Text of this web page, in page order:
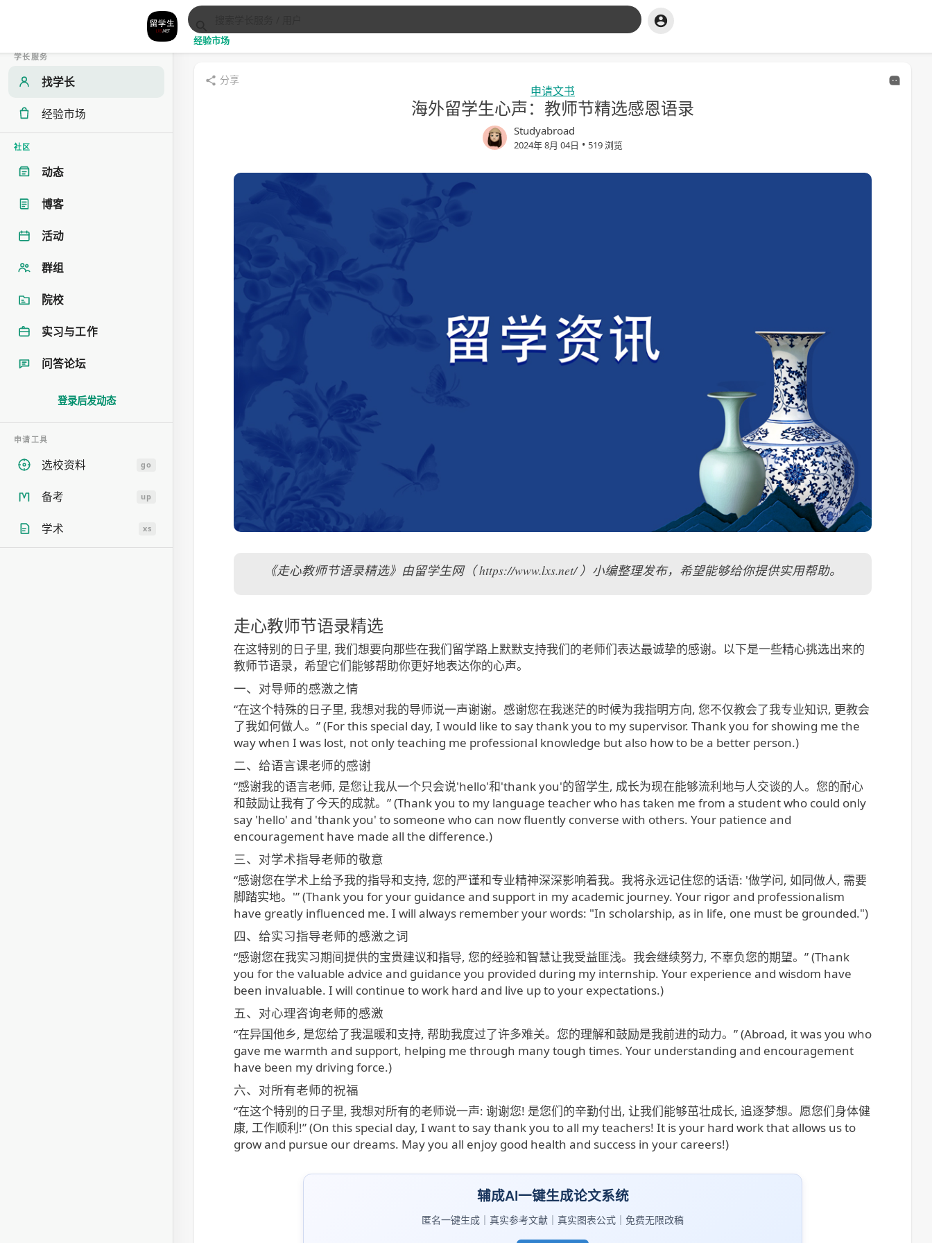
经验市场
学长服务
找学长
经验市场
社区
动态
博客
活动
群组
院校
实习与工作
问答论坛
登录后发动态
申请工具
选校资料 go
备考 up
学术 xs
分享
申请文书
海外留学生心声：教师节精选感恩语录
Studyabroad
2024年 8月 04日 • 519 浏览
《走心教师节语录精选》由留学生网（ https://www.lxs.net/ ）小编整理发布，希望能够给你提供实用帮助。
走心教师节语录精选
在这特别的日子里, 我们想要向那些在我们留学路上默默支持我们的老师们表达最诚挚的感谢。以下是一些精心挑选出来的
教师节语录，希望它们能够帮助你更好地表达你的心声。
一、对导师的感激之情
“在这个特殊的日子里, 我想对我的导师说一声谢谢。感谢您在我迷茫的时候为我指明方向, 您不仅教会了我专业知识, 更教会
了我如何做人。” (For this special day, I would like to say thank you to my supervisor. Thank you for showing me the
way when I was lost, not only teaching me professional knowledge but also how to be a better person.)
二、给语言课老师的感谢
“感谢我的语言老师, 是您让我从一个只会说'hello'和'thank you'的留学生, 成长为现在能够流利地与人交谈的人。您的耐心
和鼓励让我有了今天的成就。” (Thank you to my language teacher who has taken me from a student who could only
say 'hello' and 'thank you' to someone who can now fluently converse with others. Your patience and
encouragement have made all the difference.)
三、对学术指导老师的敬意
“感谢您在学术上给予我的指导和支持, 您的严谨和专业精神深深影响着我。我将永远记住您的话语: '做学问, 如同做人, 需要
脚踏实地。'” (Thank you for your guidance and support in my academic journey. Your rigor and professionalism
have greatly influenced me. I will always remember your words: "In scholarship, as in life, one must be grounded.")
四、给实习指导老师的感激之词
“感谢您在我实习期间提供的宝贵建议和指导, 您的经验和智慧让我受益匪浅。我会继续努力, 不辜负您的期望。” (Thank
you for the valuable advice and guidance you provided during my internship. Your experience and wisdom have
been invaluable. I will continue to work hard and live up to your expectations.)
五、对心理咨询老师的感激
“在异国他乡, 是您给了我温暖和支持, 帮助我度过了许多难关。您的理解和鼓励是我前进的动力。” (Abroad, it was you who
gave me warmth and support, helping me through many tough times. Your understanding and encouragement
have been my driving force.)
六、对所有老师的祝福
“在这个特别的日子里, 我想对所有的老师说一声: 谢谢您! 是您们的辛勤付出, 让我们能够茁壮成长, 追逐梦想。愿您们身体健
康, 工作顺利!” (On this special day, I want to say thank you to all my teachers! It is your hard work that allows us to
grow and pursue our dreams. May you all enjoy good health and success in your careers!)
辅成AI一键生成论文系统
匿名一键生成｜真实参考文献｜真实图表公式｜免费无限改稿